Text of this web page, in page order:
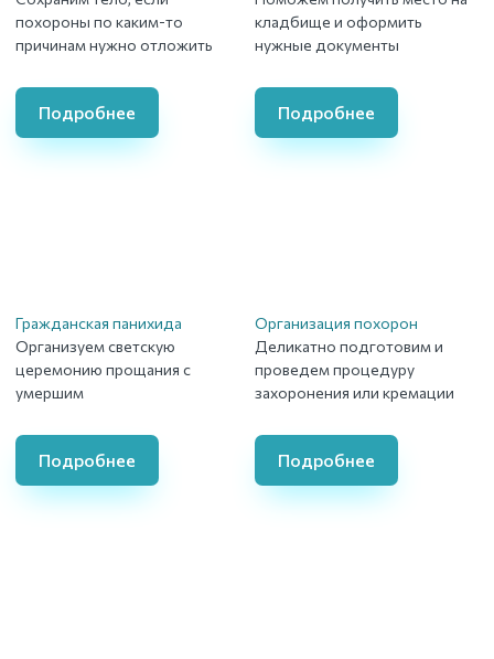
похороны по каким-то
причинам нужно отложить
Подробнее
кладбище и оформить
нужные документы
Подробнее
Гражданская панихида
Организуем светскую
церемонию прощания с
умершим
Подробнее
Организация похорон
Деликатно подготовим и
проведем процедуру
захоронения или кремации
Подробнее